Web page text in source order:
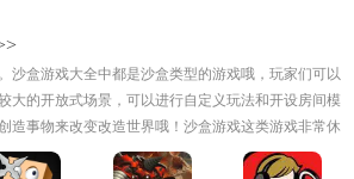
沙盒游戏大全中都是沙盒类型的游戏哦，玩家们可以
大的开放式场景，可以进行自定义玩法和开设房间模
造事物来改变改造世界哦！沙盒游戏这类游戏非常休
思维，沙盒游戏中玩家们可以通过伐木、挖矿、捕猎